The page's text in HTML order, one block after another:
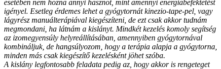
esetében nem hozna annyi hasznot, mint amennyi energiabefektetést
igényel. Esetleg érdemes lehet a gyógytornát kinezio-tape-pel, vagy
lágyrész manuálterápiával kiegészíteni, de ezt csak akkor tudnám
megmondani, ha látnám a kislányt. Mindkét kezelés komoly segítség
az izomegyensúly helyreállításában, amennyiben gyógytornával
kombináljuk, de hangsúlyozom, hogy a terápia alapja a gyógytorna,
minden más csak kiegészítő kezelésként jöhet szóba.
A kislány legfontosabb feladata pedig az, hogy akkor is rengeteget